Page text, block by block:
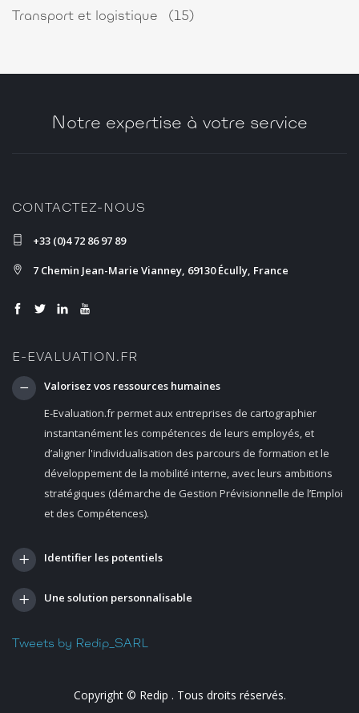
Transport et logistique (15)
Notre expertise à votre service
CONTACTEZ-NOUS
+33 (0)4 72 86 97 89
7 Chemin Jean-Marie Vianney, 69130 Écully, France
E-EVALUATION.FR
Valorisez vos ressources humaines
E-Evaluation.fr permet aux entreprises de cartographier
instantanément les compétences de leurs employés, et
d’aligner l'individualisation des parcours de formation et le
développement de la mobilité interne, avec leurs ambitions
stratégiques (démarche de Gestion Prévisionnelle de l’Emploi
et des Compétences).
Identifier les potentiels
Une solution personnalisable
Tweets by Redip_SARL
Copyright © Redip . Tous droits réservés.